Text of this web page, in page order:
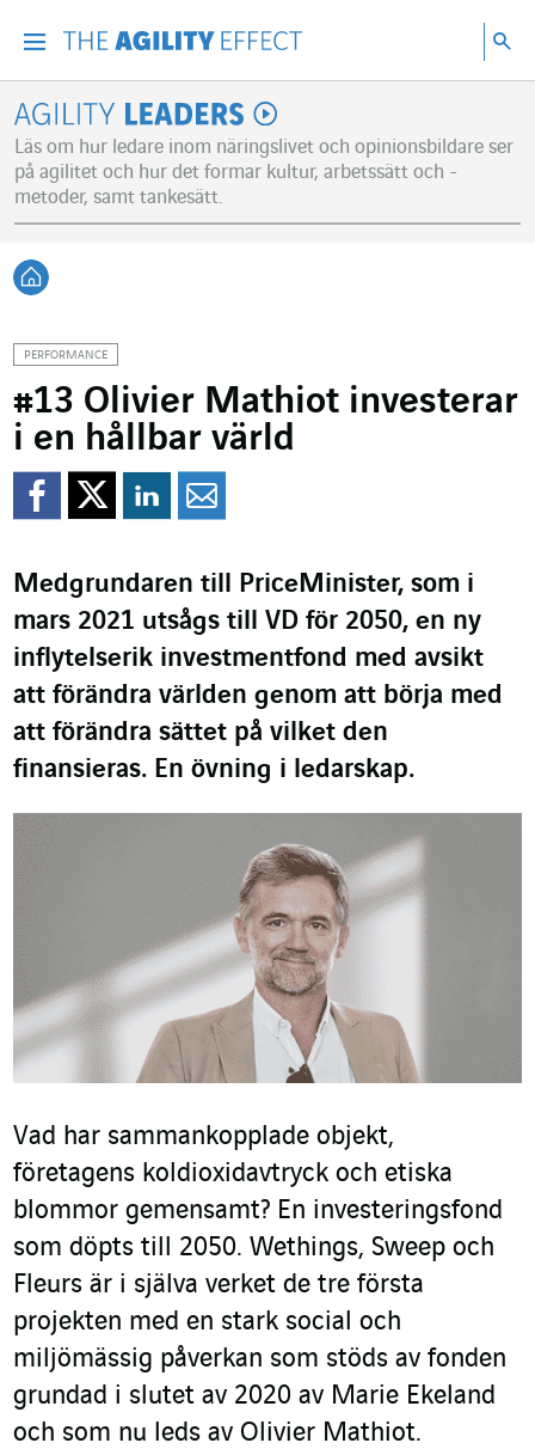
Sök
Agility Leaders
Läs om hur ledare inom näringslivet och opinionsbildare ser
på agilitet och hur det formar kultur, arbetssätt och -
metoder, samt tankesätt.
Tillbaka till startsidan
PERFORMANCE
#13 Olivier Mathiot investerar
i en hållbar värld
Dela på Facebook
Dela på Twitter
Dela på Linkedin
Medgrundaren till PriceMinister, som i
mars 2021 utsågs till VD för 2050, en ny
inflytelserik investmentfond med avsikt
att förändra världen genom att börja med
att förändra sättet på vilket den
finansieras. En övning i ledarskap.
Vad har sammankopplade objekt,
företagens koldioxidavtryck och etiska
blommor gemensamt? En investeringsfond
som döpts till 2050. Wethings, Sweep och
Fleurs är i själva verket de tre första
projekten med en stark social och
miljömässig påverkan som stöds av fonden
grundad i slutet av 2020 av Marie Ekeland
och som nu leds av Olivier Mathiot.